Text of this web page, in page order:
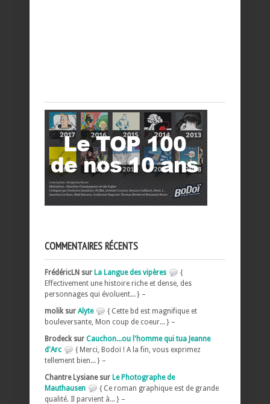
COMMENTAIRES RÉCENTS
FrédéricLN sur La Langue des vipères
{
Effectivement une histoire riche et dense, des
personnages qui évoluent... } –
molik sur Alyte
{ Cette bd est magnifique et
bouleversante, Mon coup de coeur... } –
Brodeck sur Cauchon...ou l'homme qui tua Jeanne
d'Arc
{ Merci, Bodoï ! A la fin, vous exprimez
tellement bien... } –
Chantre Lysiane sur Le Photographe de
Mauthausen
{ Ce roman graphique est de grande
qualité. Il parvient à... } –